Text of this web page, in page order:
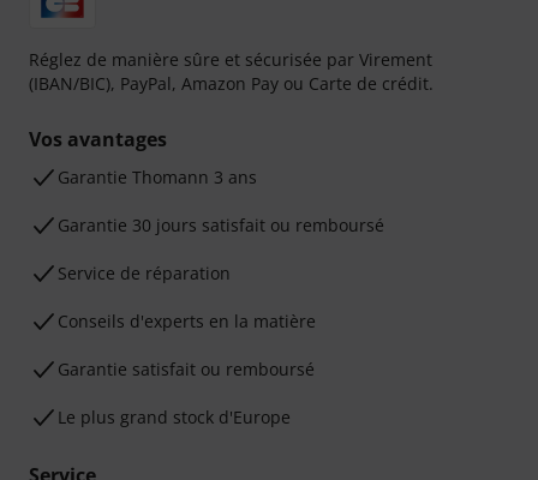
Réglez de manière sûre et sécurisée par Virement
(IBAN/BIC), PayPal, Amazon Pay ou Carte de crédit.
Vos avantages
Ga­ran­tie Thomann 3 ans
Garantie 30 jours satisfait ou remboursé
Service de réparation
Conseils d'experts en la matière
Garantie satisfait ou remboursé
Le plus grand stock d'Europe